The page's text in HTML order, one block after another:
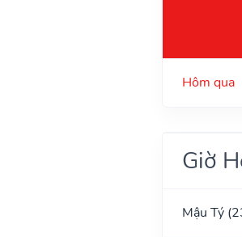
Hôm qua
Giờ
Mậu Tý